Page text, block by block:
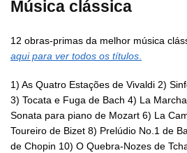
Música clássica
12 obras-primas da melhor música
aqui para ver todos os títulos
1) As Quatro Estações de Vivaldi 2)
3) Tocata e Fuga de Bach 4) La
Sonata para piano de Mozart 6) La
Toureiro de Bizet 8) Prelúdio No.1 de
de Chopin 10) O Quebra-Nozes de